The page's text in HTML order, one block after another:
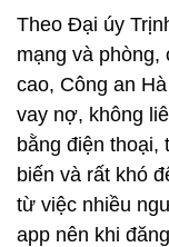
Theo Đại úy
mạng và phòng,
cao, Công an
vay nợ, không
bằng điện thoại,
biến và rất khó
từ việc nhiều
app nên khi